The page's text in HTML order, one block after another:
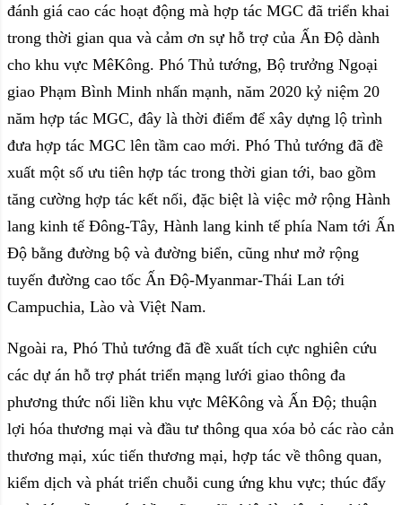
đánh giá cao các hoạt động mà hợp tác MGC đã triển khai
trong thời gian qua và cảm ơn sự hỗ trợ của Ấn Độ dành
cho khu vực MêKông. Phó Thủ tướng, Bộ trưởng Ngoại
giao Phạm Bình Minh nhấn mạnh, năm 2020 kỷ niệm 20
năm hợp tác MGC, đây là thời điểm để xây dựng lộ trình
đưa hợp tác MGC lên tầm cao mới. Phó Thủ tướng đã đề
xuất một số ưu tiên hợp tác trong thời gian tới, bao gồm
tăng cường hợp tác kết nối, đặc biệt là việc mở rộng Hành
lang kinh tế Đông-Tây, Hành lang kinh tế phía Nam tới Ấn
Độ bằng đường bộ và đường biển, cũng như mở rộng
tuyến đường cao tốc Ấn Độ-Myanmar-Thái Lan tới
Campuchia, Lào và Việt Nam.
Ngoài ra, Phó Thủ tướng đã đề xuất tích cực nghiên cứu
các dự án hỗ trợ phát triển mạng lưới giao thông đa
phương thức nối liền khu vực MêKông và Ấn Độ; thuận
lợi hóa thương mại và đầu tư thông qua xóa bỏ các rào cản
thương mại, xúc tiến thương mại, hợp tác về thông quan,
kiểm dịch và phát triển chuỗi cung ứng khu vực; thúc đẩy